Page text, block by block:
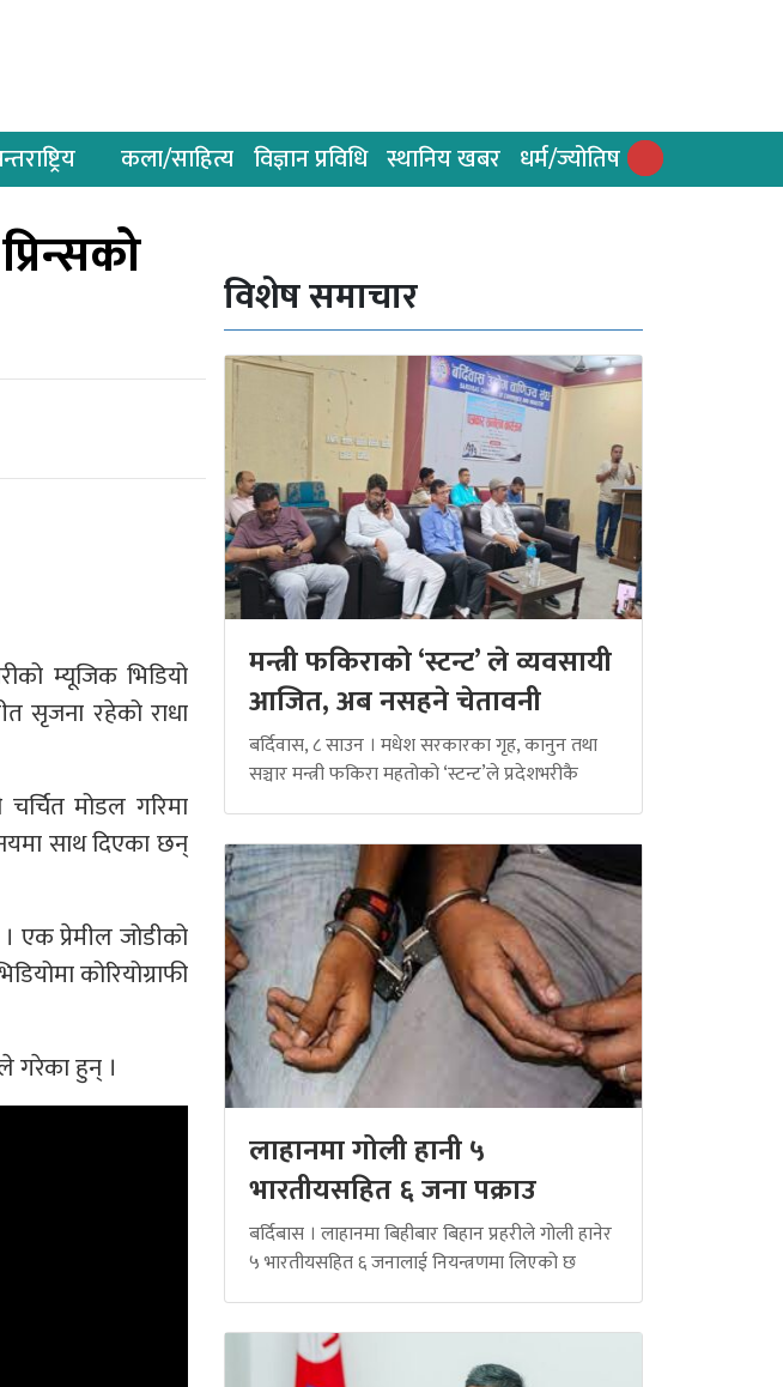
कला/साहित्य विज्ञान प्रविधि स्थानिय खबर धर्म/ज्योतिष
म्यूजिक भिडियो
सृजना रहेको राधा
मोडल गरिमा
साथ दिएका छन्
एक प्रेमील जोडीको
कोरियोग्राफी
गरेका हुन् ।
विशेष समाचार
मन्त्री फकिराको ‘स्टन्ट’ ले व्यवसायी
आजित, अब नसहने चेतावनी
बर्दिवास, ८ साउन । मधेश सरकारका गृह, कानुन तथा
सञ्चार मन्त्री फकिरा महतोको ‘स्टन्ट’ले प्रदेशभरीकै
लाहानमा गोली हानी ५
भारतीयसहित ६ जना पक्राउ
बर्दिबास । लाहानमा बिहीबार बिहान प्रहरीले गोली हानेर
५ भारतीयसहित ६ जनालाई नियन्त्रणमा लिएको छ